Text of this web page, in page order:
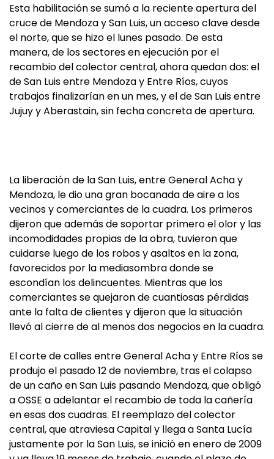
Esta habilitación se sumó a la reciente apertura del
cruce de Mendoza y San Luis, un acceso clave desde
el norte, que se hizo el lunes pasado. De esta
manera, de los sectores en ejecución por el
recambio del colector central, ahora quedan dos: el
de San Luis entre Mendoza y Entre Ríos, cuyos
trabajos finalizarían en un mes, y el de San Luis entre
Jujuy y Aberastain, sin fecha concreta de apertura.
La liberación de la San Luis, entre General Acha y
Mendoza, le dio una gran bocanada de aire a los
vecinos y comerciantes de la cuadra. Los primeros
dijeron que además de soportar primero el olor y las
incomodidades propias de la obra, tuvieron que
cuidarse luego de los robos y asaltos en la zona,
favorecidos por la mediasombra donde se
escondían los delincuentes. Mientras que los
comerciantes se quejaron de cuantiosas pérdidas
ante la falta de clientes y dijeron que la situación
llevó al cierre de al menos dos negocios en la cuadra.
El corte de calles entre General Acha y Entre Ríos se
produjo el pasado 12 de noviembre, tras el colapso
de un caño en San Luis pasando Mendoza, que obligó
a OSSE a adelantar el recambio de toda la cañería
en esas dos cuadras. El reemplazo del colector
central, que atraviesa Capital y llega a Santa Lucía
justamente por la San Luis, se inició en enero de 2009